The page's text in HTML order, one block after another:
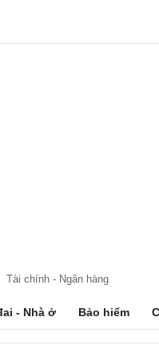
Tài chính - Ngân hàng
- Nhà ở Bảo hiểm